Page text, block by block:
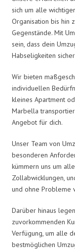
sich um alle
Organisation bis hin
Gegenstände. Mit
sein, dass dein
Habseligkeiten
Wir bieten
individuellen
kleines Apartment
Marbella
Angebot für dich.
Unser Team von
besonderen
kümmern uns um
Zollabwicklungen,
und ohne Probleme
Darüber hinaus
zuvorkommenden
Verfügung, um alle
bestmöglichen